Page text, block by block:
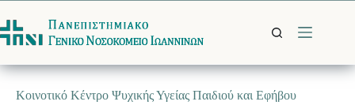
στο
περιεχόμενο
Κοινοτικό Κέντρο Ψυχικής Υγείας Παιδιού και Εφήβου